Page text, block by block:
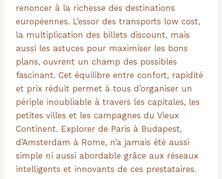
renoncer à la richesse des destinations
européennes. L’essor des transports low cost,
la multiplication des billets discount, mais
aussi les astuces pour maximiser les bons
plans, ouvrent un champ des possibles
fascinant. Cet équilibre entre confort, rapidité
et prix réduit permet à tous d’organiser un
périple inoubliable à travers les capitales, les
petites villes et les campagnes du Vieux
Continent. Explorer de Paris à Budapest,
d’Amsterdam à Rome, n’a jamais été aussi
simple ni aussi abordable grâce aux réseaux
intelligents et innovants de ces prestataires.